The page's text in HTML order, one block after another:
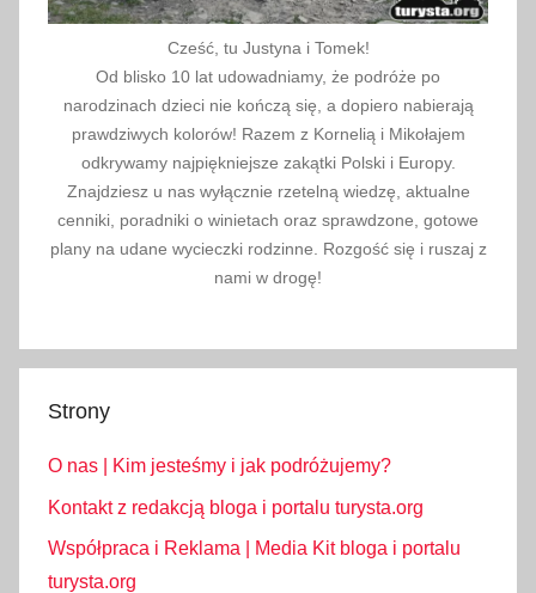
Cześć, tu Justyna i Tomek!
Od blisko 10 lat udowadniamy, że podróże po
narodzinach dzieci nie kończą się, a dopiero nabierają
prawdziwych kolorów! Razem z Kornelią i Mikołajem
odkrywamy najpiękniejsze zakątki Polski i Europy.
Znajdziesz u nas wyłącznie rzetelną wiedzę, aktualne
cenniki, poradniki o winietach oraz sprawdzone, gotowe
plany na udane wycieczki rodzinne. Rozgość się i ruszaj z
nami w drogę!
Strony
O nas | Kim jesteśmy i jak podróżujemy?
Kontakt z redakcją bloga i portalu turysta.org
Współpraca i Reklama | Media Kit bloga i portalu
turysta.org